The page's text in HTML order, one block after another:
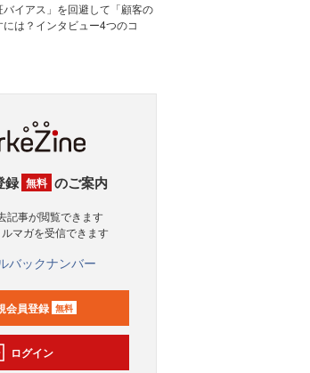
イアス」を回避して「顧客の
は？インタビュー4つのコ
録 無料 のご案内
記事が閲覧できます
ルマガを受信できます
バックナンバー
会員登録 無料
ログイン